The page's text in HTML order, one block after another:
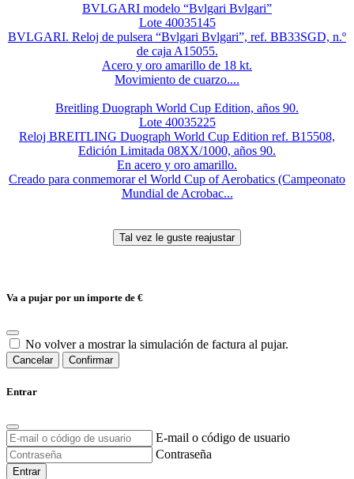
BVLGARI modelo “Bvlgari Bvlgari”
Lote 40035145
BVLGARI. Reloj de pulsera “Bvlgari Bvlgari”, ref. BB33SGD, n.º
de caja A15055.
Acero y oro amarillo de 18 kt.
Movimiento de cuarzo....
Breitling Duograph World Cup Edition, años 90.
Lote 40035225
Reloj BREITLING Duograph World Cup Edition ref. B15508,
Edición Limitada 08XX/1000, años 90.
En acero y oro amarillo.
Creado para conmemorar el World Cup of Aerobatics (Campeonato
Mundial de Acrobac...
Va a pujar por un importe de €
No volver a mostrar la simulación de factura al pujar.
Cancelar Confirmar
Entrar
E-mail o código de usuario
Contraseña
Entrar